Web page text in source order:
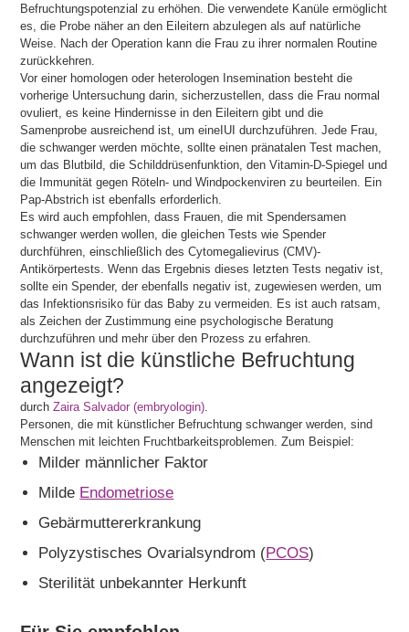
Befruchtungspotenzial zu erhöhen. Die verwendete Kanüle ermöglicht
es, die Probe näher an den Eileitern abzulegen als auf natürliche
Weise. Nach der Operation kann die Frau zu ihrer normalen Routine
zurückkehren.
Vor einer homologen oder heterologen Insemination besteht die
vorherige Untersuchung darin, sicherzustellen, dass die Frau normal
ovuliert, es keine Hindernisse in den Eileitern gibt und die
Samenprobe ausreichend ist, um eineIUI durchzuführen. Jede Frau,
die schwanger werden möchte, sollte einen pränatalen Test machen,
um das Blutbild, die Schilddrüsenfunktion, den Vitamin-D-Spiegel und
die Immunität gegen Röteln- und Windpockenviren zu beurteilen. Ein
Pap-Abstrich ist ebenfalls erforderlich.
Es wird auch empfohlen, dass Frauen, die mit Spendersamen
schwanger werden wollen, die gleichen Tests wie Spender
durchführen, einschließlich des Cytomegalievirus (CMV)-
Antikörpertests. Wenn das Ergebnis dieses letzten Tests negativ ist,
sollte ein Spender, der ebenfalls negativ ist, zugewiesen werden, um
das Infektionsrisiko für das Baby zu vermeiden. Es ist auch ratsam,
als Zeichen der Zustimmung eine psychologische Beratung
durchzuführen und mehr über den Prozess zu erfahren.
Wann ist die künstliche Befruchtung
angezeigt?
durchZaira Salvador (embryologin).
Personen, die mit künstlicher Befruchtung schwanger werden, sind
Menschen mit leichten Fruchtbarkeitsproblemen. Zum Beispiel:
Milder männlicher Faktor
Milde Endometriose
Gebärmuttererkrankung
Polyzystisches Ovarialsyndrom (PCOS)
Sterilität unbekannter Herkunft